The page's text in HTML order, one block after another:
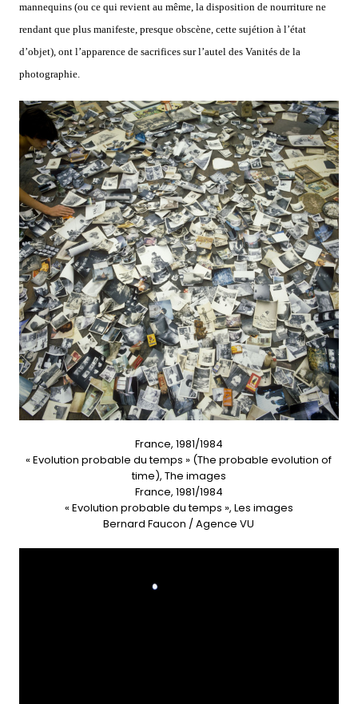
mannequins (ou ce qui revient au même, la disposition de nourriture ne
rendant que plus manifeste, presque obscène, cette sujétion à l’état
d’objet), ont l’apparence de sacrifices sur l’autel des Vanités de la
photographie.
France, 1981/1984
« Evolution probable du temps » (The probable evolution of
time), The images
France, 1981/1984
« Evolution probable du temps », Les images
Bernard Faucon / Agence VU